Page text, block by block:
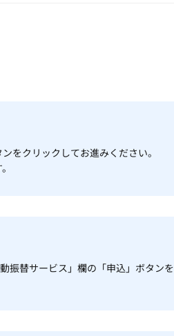
をクリックしてお進みください。
振替サービス」欄の「申込」ボタン